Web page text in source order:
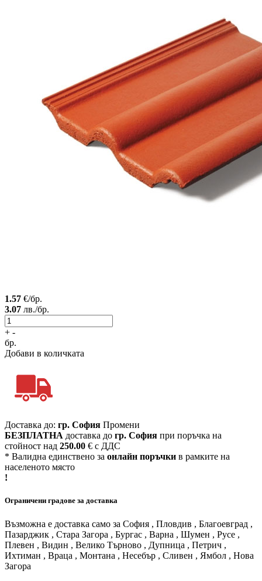
1.57 €/бр.
3.07 лв./бр.
+ -
бр.
Добави в количката
Доставка до: гр. София Промени
БЕЗПЛАТНА доставка до гр. София при поръчка на
стойност над 250.00 € с ДДС
* Валидна единствено за онлайн поръчки в рамките на
населеното място
!
Ограничени градове за доставка
Възможна е доставка само за София , Пловдив , Благоевград ,
Пазарджик , Стара Загора , Бургас , Варна , Шумен , Русе ,
Плевен , Видин , Велико Търново , Дупница , Петрич ,
Ихтиман , Враца , Монтана , Несебър , Сливен , Ямбол , Нова
Загора